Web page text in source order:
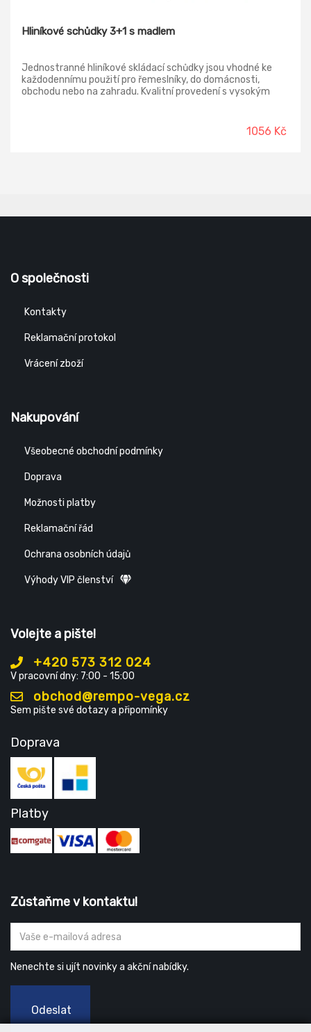
Hliníkové schůdky 3+1 s madlem
Jednostranné hliníkové skládací schůdky jsou vhodné ke
každodennímu použití pro řemeslníky, do domácnosti,
obchodu nebo na zahradu. Kvalitní provedení s vysokým
1056 Kč
O společnosti
Kontakty
Reklamační protokol
Vrácení zboží
Nakupování
Všeobecné obchodní podmínky
Doprava
Možnosti platby
Reklamační řád
Ochrana osobních údajů
Výhody VIP členství
Volejte a pište!
+420 573 312 024
V pracovní dny: 7:00 - 15:00
obchod@rempo-vega.cz
Sem pište své dotazy a připomínky
Doprava
Platby
Zůstaňme v kontaktu!
Nenechte si ujít novinky a akční nabídky.
Odeslat